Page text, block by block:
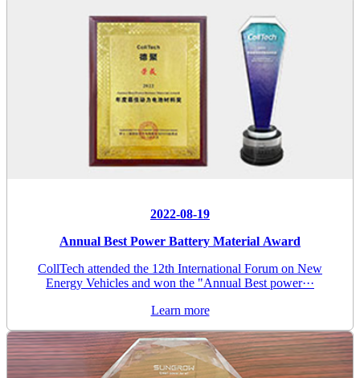
2022-08-19
Annual Best Power Battery Material Award
CollTech attended the 12th International Forum on New
Energy Vehicles and won the "Annual Best power···
Learn more